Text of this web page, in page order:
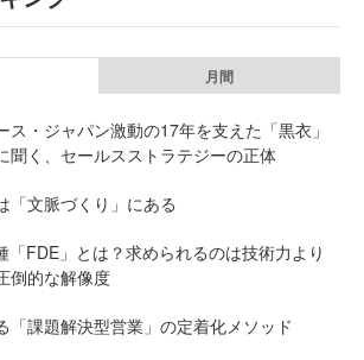
月間
ス・ジャパン激動の17年を支えた「黒衣」
聞く、セールスストラテジーの正体
「文脈づくり」にある
「FDE」とは？求められるのは技術力より
倒的な解像度
「課題解決型営業」の定着化メソッド